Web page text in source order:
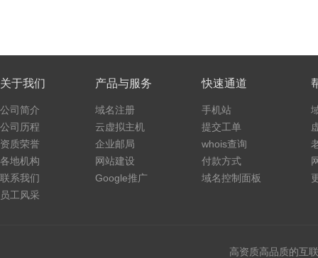
关于我们
公司简介
公司历程
资质荣誉
各地机构
联系我们
员工风采
产品与服务
域名注册
云虚拟主机
企业邮局
网站建设
Google推广
快速通道
手机站
提交工单
whois查询
付款方式
域名控制面板
高资质高品质的互